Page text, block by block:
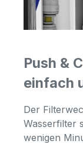
Push &
einfach
Der
Wasserfilter
wenigen